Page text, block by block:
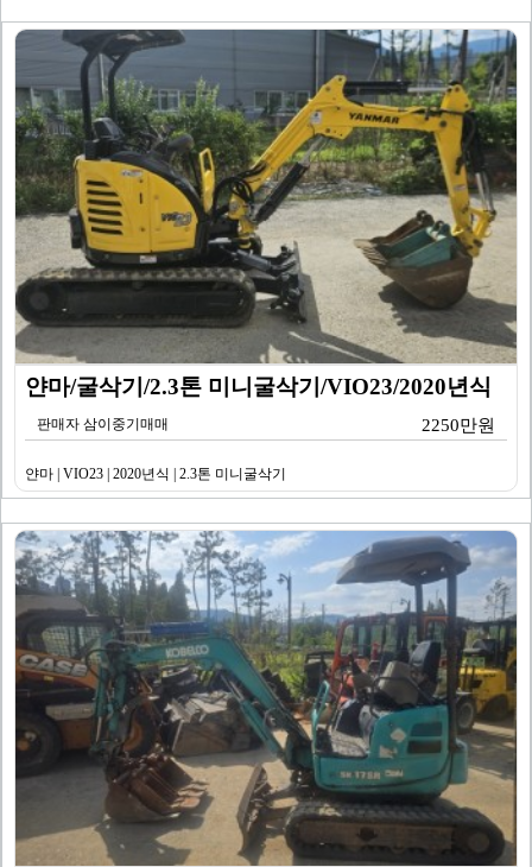
얀마/굴삭기/2.3톤 미니굴삭기/VIO23/2020년식
판매자 삼이중기매매 2250만원
얀마 | VIO23 | 2020년식 | 2.3톤 미니굴삭기